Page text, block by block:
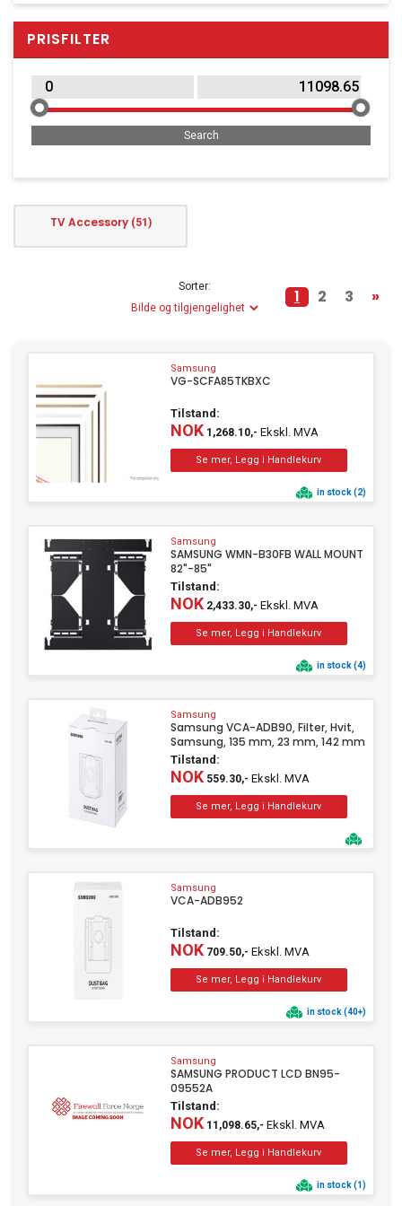
Household & Garden
Point of Sale
Printers & Accessories
Clothing
Beauty & Healthcare
MP3 Player
PRISFILTER
TV Accessory (51)
Sorter: 1 2 3 »
Samsung
VG-SCFA85TKBXC
Tilstand:
NOK1,268.10,- Ekskl. MVA
in stock (2)
Samsung
SAMSUNG WMN-B30FB WALL MOUNT
82"-85"
Tilstand:
NOK2,433.30,- Ekskl. MVA
in stock (4)
Samsung
Samsung VCA-ADB90, Filter, Hvit,
Samsung, 135 mm, 23 mm, 142 mm
Tilstand:
NOK559.30,- Ekskl. MVA
Samsung
VCA-ADB952
Tilstand:
NOK709.50,- Ekskl. MVA
in stock (40+)
Samsung
SAMSUNG PRODUCT LCD BN95-
09552A
Tilstand:
NOK11,098.65,- Ekskl. MVA
in stock (1)